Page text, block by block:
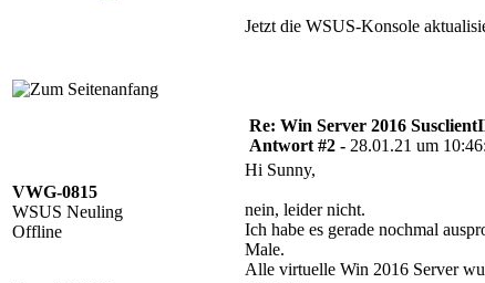
Jetzt die WSUS-Konsole
VWG-0815
WSUS Neuling
Offline
Re: Win Server 2016
Antwort #2 - 28.01.21 um
Hi Sunny,
nein, leider nicht.
Ich habe es gerade nochmal
Male.
Alle virtuelle Win 2016 Server